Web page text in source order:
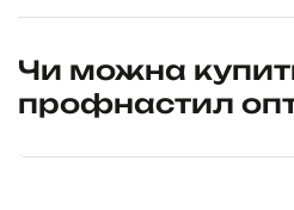
Чи можна
профнастил